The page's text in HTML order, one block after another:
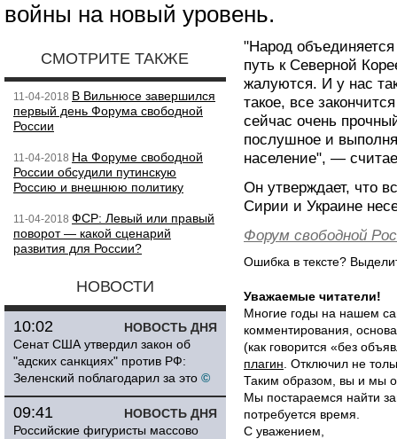
войны на новый уровень.
СМОТРИТЕ ТАКЖЕ
11-04-2018 В Вильнюсе завершился
первый день Форума свободной
России
11-04-2018 На Форуме свободной
России обсудили путинскую
Россию и внешнюю политику
11-04-2018 ФСР: Левый или правый
поворот — какой сценарий
развития для России?
НОВОСТИ
НОВОСТЬ ДНЯ
10:02
Сенат США утвердил закон об
"адских санкциях" против РФ:
Зеленский поблагодарил за это ©
НОВОСТЬ ДНЯ
09:41
Российские фигуристы массово
"Народ
путь к Северной
жалуются. И у нас
такое, все
сейчас очень
послушное и
население", —
Он утверждает, что
Сирии и Украине
Форум свободной
Ошибка в тексте?
Уважаемые читатели!
Многие годы на нашем
комментирования,
(как говорится «без
плагин . Отключил не
Таким образом, вы и мы
Мы постараемся найти
потребуется время.
С уважением,